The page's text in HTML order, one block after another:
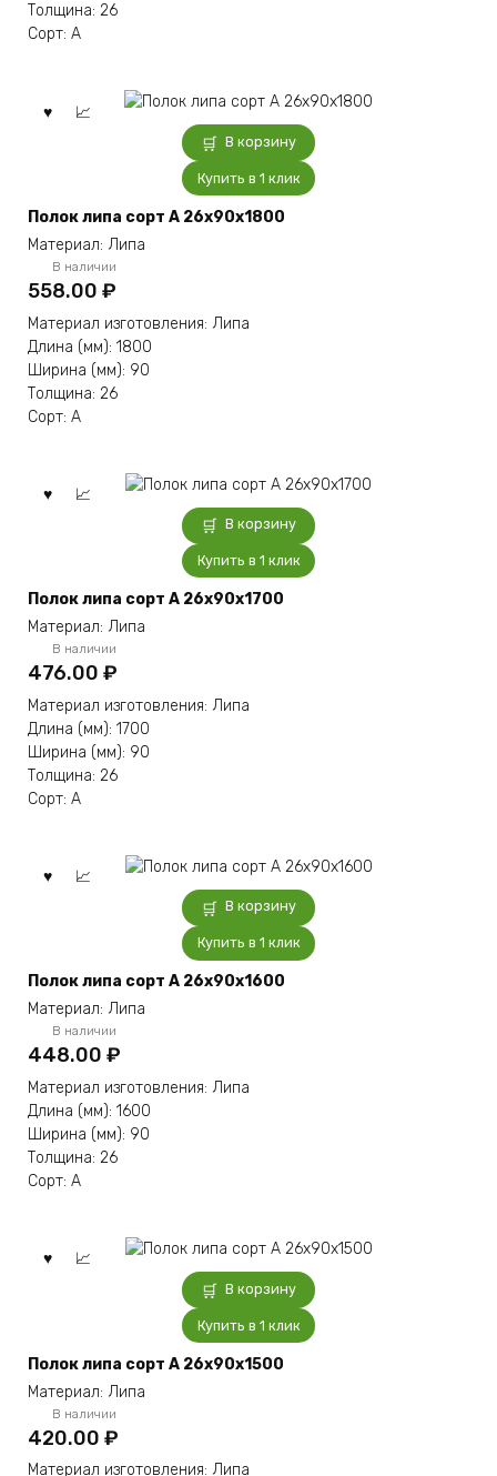
Толщина: 26
Сорт: А
В корзину
Купить в 1 клик
Полок липа сорт А 26x90x1800
Материал: Липа
В наличии
558.00 ₽
Материал изготовления: Липа
Длина (мм): 1800
Ширина (мм): 90
Толщина: 26
Сорт: А
В корзину
Купить в 1 клик
Полок липа сорт А 26x90x1700
Материал: Липа
В наличии
476.00 ₽
Материал изготовления: Липа
Длина (мм): 1700
Ширина (мм): 90
Толщина: 26
Сорт: А
В корзину
Купить в 1 клик
Полок липа сорт А 26x90x1600
Материал: Липа
В наличии
448.00 ₽
Материал изготовления: Липа
Длина (мм): 1600
Ширина (мм): 90
Толщина: 26
Сорт: А
В корзину
Купить в 1 клик
Полок липа сорт А 26x90x1500
Материал: Липа
В наличии
420.00 ₽
Материал изготовления: Липа